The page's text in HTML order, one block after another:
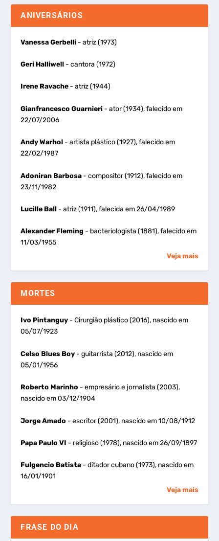
ANIVERSÁRIOS
Vanessa Gerbelli - atriz (1973)
Geri Halliwell - cantora (1972)
Irene Ravache - atriz (1944)
Gianfrancesco Guarnieri - ator (1934), falecido em
22/07/2006
Andy Warhol - artista plástico (1927), falecido em
22/02/1987
Adoniran Barbosa - compositor (1912), falecido em
23/11/1982
Lucille Ball - atriz (1911), falecida em 26/04/1989
Alexander Fleming - bacteriologista (1881), falecido em
11/03/1955
Veja mais
MORTES
Ivo Pintanguy - Cirurgião plástico (2016), nascido em
05/07/1923
Celso Blues Boy - guitarrista (2012), nascido em
05/01/1956
Roberto Marinho - empresário e jornalista (2003),
nascido em 03/12/1904
Jorge Amado - escritor (2001), nascido em 10/08/1912
Papa Paulo VI - religioso (1978), nascido em 26/09/1897
Fulgencio Batista - ditador cubano (1973), nascido em
16/01/1901
Veja mais
FRASE DO DIA